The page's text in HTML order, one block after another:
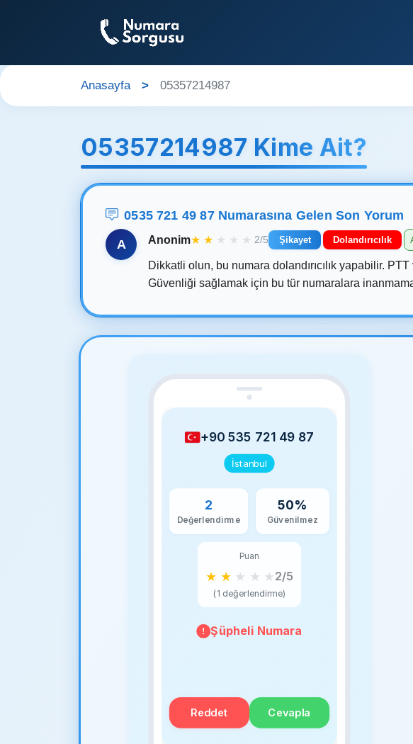
Anasayfa 05357214987
05357214987 Kime Ait?
0535 721 49 87 Numarasına Gelen Son Yorum
A Anonim★ ★ ★ ★ ★ 2/5 Şikayet Dolandırıcılık
Dikkatli olun, bu numara dolandırıcılık yapabilir.
Güvenliği sağlamak için bu tür numaralara
+90 535 721 49 87
İstanbul
2
Değerlendirme
50%
Güvenilmez
Puan
★ ★ ★ ★ ★2/5
(1 değerlendirme)
Şüpheli Numara
Reddet Cevapla